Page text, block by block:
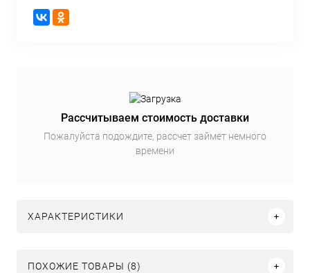
Рассчитываем стоимость доставки
Пожалуйста подождите, рассчет займет немного
времени
ХАРАКТЕРИСТИКИ
ПОХОЖИЕ ТОВАРЫ (8)